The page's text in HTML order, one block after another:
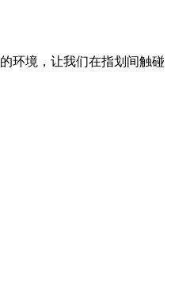
环境，让我们在指划间触碰